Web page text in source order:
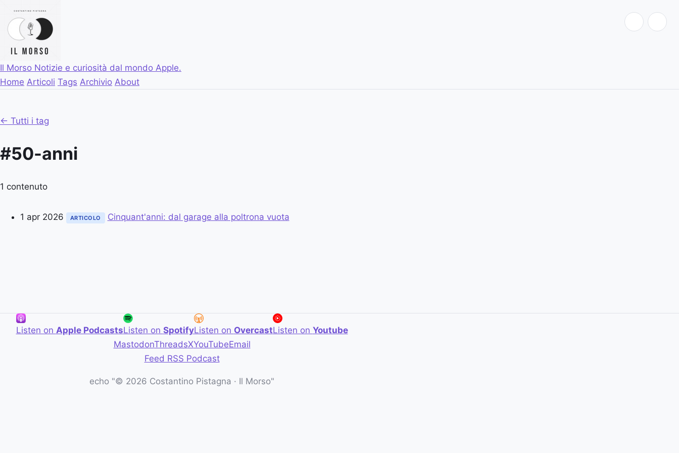
Il Morso Notizie e curiosità dal mondo Apple.
Home Articoli Tags Archivio About
← Tutti i tag
#50-anni
1 contenuto
1 apr 2026 ARTICOLO Cinquant'anni: dal garage alla poltrona vuota
Listen on Apple PodcastsListen on SpotifyListen on OvercastListen on Youtube
MastodonThreadsXYouTubeEmail
Feed RSS Podcast
echo "© 2026 Costantino Pistagna · Il Morso"